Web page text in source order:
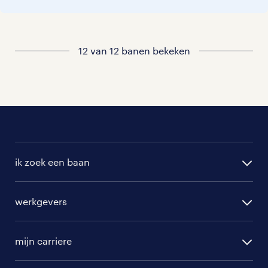
12 van 12 banen bekeken
ik zoek een baan
randstad professional
werkgevers
mijn carriere